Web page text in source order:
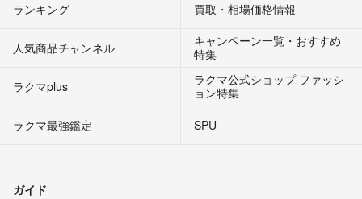
ランキング 買取・相場価格情報
人気商品チャンネル
キャンペーン一覧・おすすめ
特集
ラクマplus
ラクマ公式ショップ ファッシ
ョン特集
ラクマ最強鑑定
SPU
ガイド